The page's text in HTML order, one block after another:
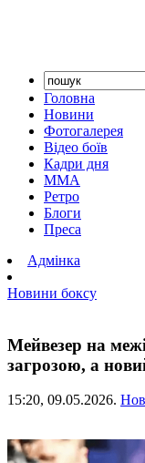
Головна
Новини
Фотогалерея
Відео боїв
Кадри дня
ММА
Ретро
Блоги
Преса
Адмінка
Новини боксу
Мейвезер на
загрозою, а
15:20, 09.05.2026.